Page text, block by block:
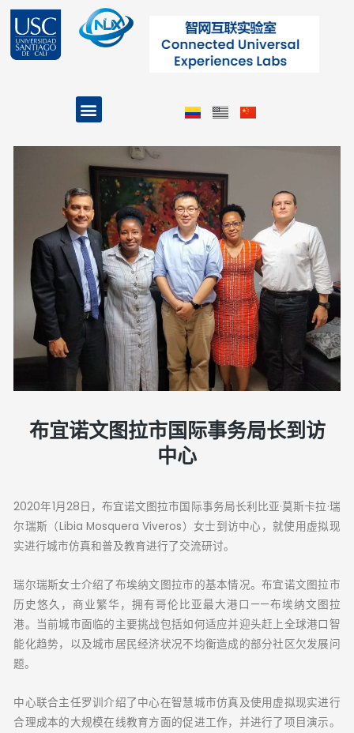
Menu
布宜诺文图拉市国际事务局长到访
中心
2020年1月28日，布宜诺文图拉市国际事务局长利比亚·莫斯卡拉·瑞
尔瑞斯（Libia Mosquera Viveros）女士到访中心，就使用虚拟现
实进行城市仿真和普及教育进行了交流研讨。
瑞尔瑞斯女士介绍了布埃纳文图拉市的基本情况。布宜诺文图拉市
历史悠久，商业繁华，拥有哥伦比亚最大港口——布埃纳文图拉
港。当前城市面临的主要挑战包括如何适应并迎头赶上全球港口智
能化趋势，以及城市居民经济状况不均衡造成的部分社区欠发展问
题。
中心联合主任罗训介绍了中心在智慧城市仿真及使用虚拟现实进行
合理成本的大规模在线教育方面的促进工作，并进行了项目演示。